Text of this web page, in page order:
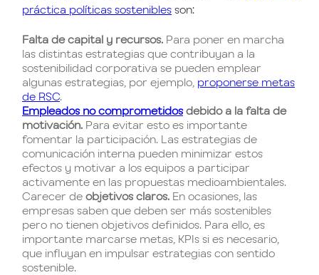
práctica políticas sostenibles son:
Falta de capital y recursos. Para poner en marcha
las distintas estrategias que contribuyan a la
sostenibilidad corporativa se pueden emplear
algunas estrategias, por ejemplo, proponerse metas
de RSC.
Empleados no comprometidosdebido a la falta de
motivación. Para evitar esto es importante
fomentar la participación. Las estrategias de
comunicación interna pueden minimizar estos
efectos y motivar a los equipos a participar
activamente en las propuestas medioambientales.
Carecer de objetivos claros. En ocasiones, las
empresas saben que deben ser más sostenibles
pero no tienen objetivos definidos. Para ello, es
importante marcarse metas, KPIs si es necesario,
que influyan en impulsar estrategias con sentido
sostenible.